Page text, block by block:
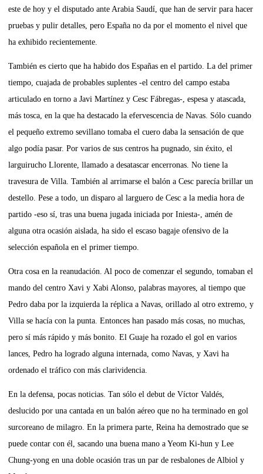
este de hoy y el disputado ante Arabia Saudí , que han de servir para hacer
pruebas y pulir detalles, pero España no da por el momento el nivel que
ha exhibido recientemente.
También es cierto que ha habido dos Españas en el partido. La del primer
tiempo, cuajada de probables suplentes -el centro del campo estaba
articulado en torno a Javi Martínez y Cesc Fábregas-, espesa y atascada,
más tosca, en la que ha destacado la efervescencia de Navas. Sólo cuando
el pequeño extremo sevillano tomaba el cuero daba la sensación de que
algo podía pasar. Por varios de sus centros ha pugnado, sin éxito, el
larguirucho Llorente , llamado a desatascar encerronas. No tiene la
travesura de Villa. También al arrimarse el balón a Cesc parecía brillar un
destello. Pese a todo, un disparo al larguero de Cesc a la media hora de
partido -eso sí, tras una buena jugada iniciada por Iniesta-, amén de
alguna otra ocasión aislada, ha sido el escaso bagaje ofensivo de la
selección española en el primer tiempo.
Otra cosa en la reanudación. Al poco de comenzar el segundo, tomaban el
mando del centro Xavi y Xabi Alonso, palabras mayores, al tiempo que
Pedro daba por la izquierda la réplica a Navas, orillado al otro extremo, y
Villa se hacía con la punta. Entonces han pasado más cosas, no muchas,
pero sí más rápido y más bonito. El Guaje ha rozado el gol en varios
lances, Pedro ha logrado alguna internada, como Navas, y Xavi ha
ordenado el tráfico con más clarividencia.
En la defensa, pocas noticias. Tan sólo el debut de Víctor Valdés,
deslucido por una cantada en un balón aéreo que no ha terminado en gol
surcoreano de milagro. En la primera parte, Reina ha demostrado que se
puede contar con él, sacando una buena mano a Yeom Ki-hun y Lee
Chung-yong en una doble ocasión tras un par de resbalones de Albiol y